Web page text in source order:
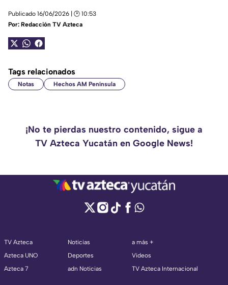
Publicado 16/06/2026 | 🕑 10:53
Por: Redacción TV Azteca
Tags relacionados
Notas Hechos AM Península
¡No te pierdas nuestro contenido, sigue a
TV Azteca Yucatán en Google News!
TV Azteca
Azteca UNO
Azteca 7
Noticias
Deportes
adn Noticias
a más +
Videos
TV Azteca Internacional